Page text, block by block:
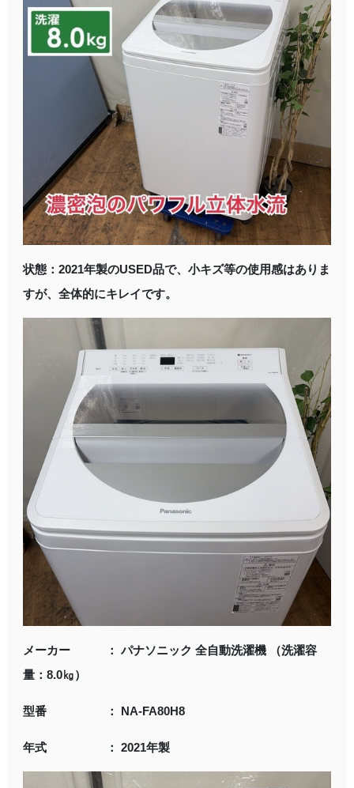
状態：2021年製のUSED品で、小キズ等の使用感はありま
すが、全体的にキレイです。
メーカー ： パナソニック 全自動洗濯機 （洗濯容
量：8.0㎏）
型番 ： NA-FA80H8
年式 ： 2021年製